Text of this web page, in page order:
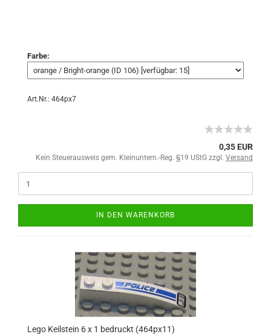
Farbe:
Art.Nr.: 464px7
0,35 EUR
Kein Steuerausweis gem. Kleinuntern.-Reg. §19 UStG zzgl. Versand
IN DEN WARENKORB
Lego Keilstein 6 x 1 bedruckt (464px11)